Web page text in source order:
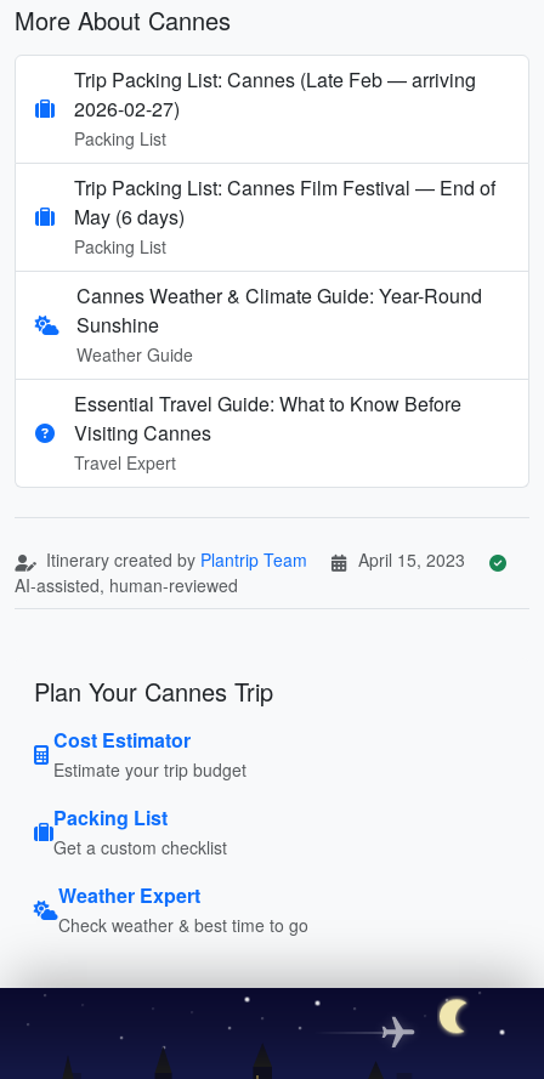
More About Cannes
Trip Packing List: Cannes (Late Feb — arriving
2026-02-27)
Packing List
Trip Packing List: Cannes Film Festival — End of
May (6 days)
Packing List
Cannes Weather & Climate Guide: Year-Round
Sunshine
Weather Guide
Essential Travel Guide: What to Know Before
Visiting Cannes
Travel Expert
Itinerary created by Plantrip Team
April 15, 2023
AI-assisted, human-reviewed
Plan Your Cannes Trip
Cost Estimator
Estimate your trip budget
Packing List
Get a custom checklist
Weather Expert
Check weather & best time to go